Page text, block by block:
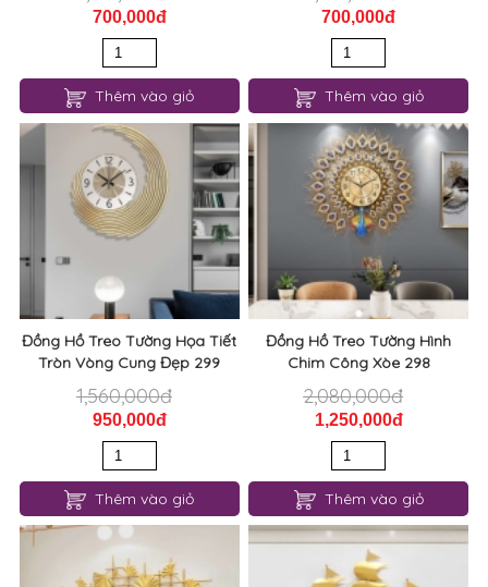
Thêm vào giỏ Thêm vào giỏ
Đồng Hồ Treo Tường Họa Tiết
Tròn Vòng Cung Đẹp 299
1,560,000đ
950,000đ
Thêm vào giỏ
Đồng Hồ Treo Tường Hình
Chim Công Xòe 298
2,080,000đ
1,250,000đ
Thêm vào giỏ